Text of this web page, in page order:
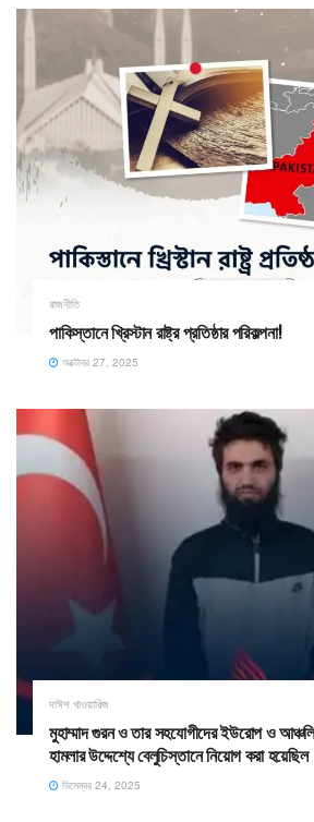
রাজনীতি
পাকিস্তানে খ্রিস্টান রাষ্ট্র প্রতিষ্ঠার পরিকল্পনা!
অক্টোবর 27, 2025
দাঈশ খাওয়ারিজ
মুহাম্মাদ গুরন ও তার সহযোগীদের ইউরোপ ও
হামলার উদ্দেশ্যে বেলুচিস্তানে নিয়োগ করা হয়েছিল
ডিসেম্বর 24, 2025